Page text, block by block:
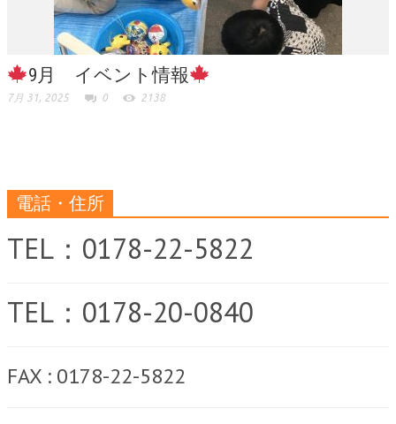
9月 イベント情報
7月 31, 2025 0 2138
電話・住所
TEL：0178-22-5822
TEL：0178-20-0840
FAX : 0178-22-5822